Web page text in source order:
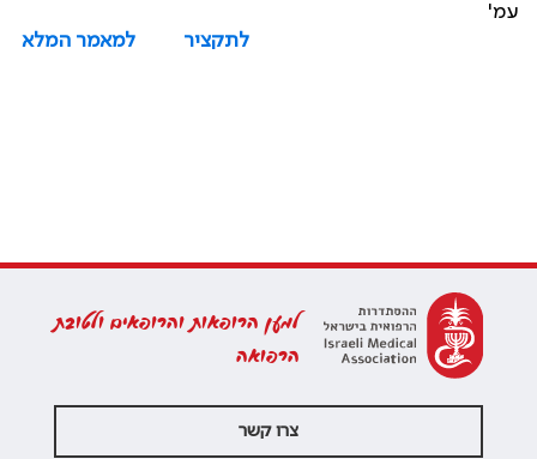
עמ'
לתקציר
למאמר המלא
למען הרופאות והרופאים ולטובת
הרפואה
צרו קשר